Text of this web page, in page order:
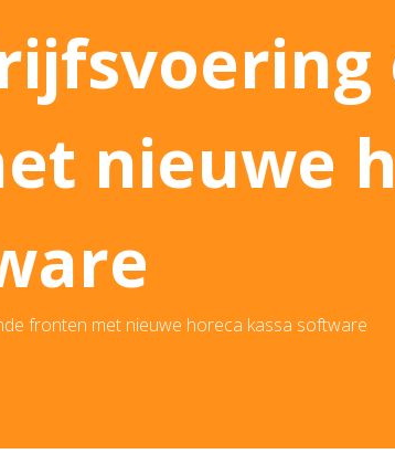
nieuwe
fronten met nieuwe horeca kassa software